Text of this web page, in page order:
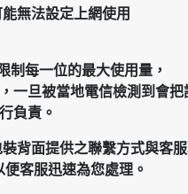
無法設定上網使用
制每一位的最大使用量，
一旦被當地電信檢測到會把
負責。
背面提供之聯繫方式與客
客服迅速為您處理。